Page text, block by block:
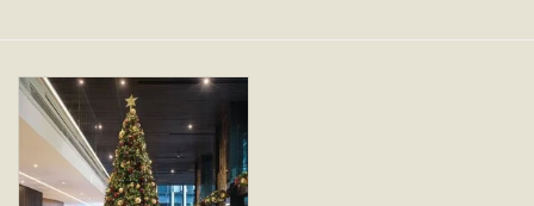
Portfolio
Offerte & werkwijze